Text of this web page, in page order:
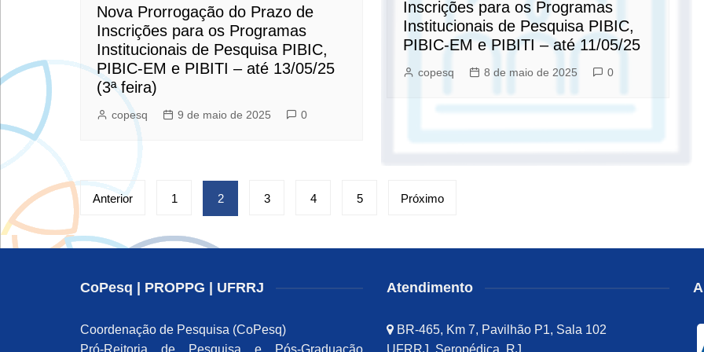
Nova Prorrogação do Prazo de
Inscrições para os Programas
Institucionais de Pesquisa PIBIC,
PIBIC-EM e PIBITI – até 13/05/25
(3ª feira)
copesq 9 de maio de 2025 0
Inscrições para os Programas
Institucionais de Pesquisa PIBIC,
PIBIC-EM e PIBITI – até 11/05/25
copesq 8 de maio de 2025 0
Paginação
posts
Anterior 1 2 3 4 5 Próximo
CoPesq | PROPPG | UFRRJ
Coordenação de Pesquisa (CoPesq)
Pró-Reitoria de Pesquisa e Pós-Graduação
Atendimento
BR-465, Km 7, Pavilhão P1, Sala 102
UFRRJ, Seropédica, RJ